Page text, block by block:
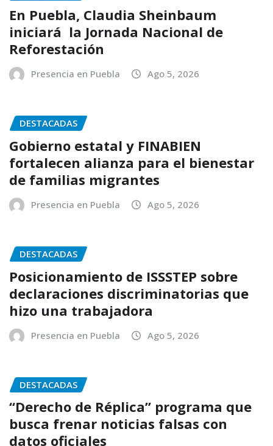
En Puebla, Claudia Sheinbaum
iniciará la Jornada Nacional de
Reforestación
Presencia en Puebla Ago 5, 2026
DESTACADAS
Gobierno estatal y FINABIEN
fortalecen alianza para el bienestar
de familias migrantes
Presencia en Puebla Ago 5, 2026
DESTACADAS
Posicionamiento de ISSSTEP sobre
declaraciones discriminatorias que
hizo una trabajadora
Presencia en Puebla Ago 5, 2026
DESTACADAS
“Derecho de Réplica” programa que
busca frenar noticias falsas con
datos oficiales